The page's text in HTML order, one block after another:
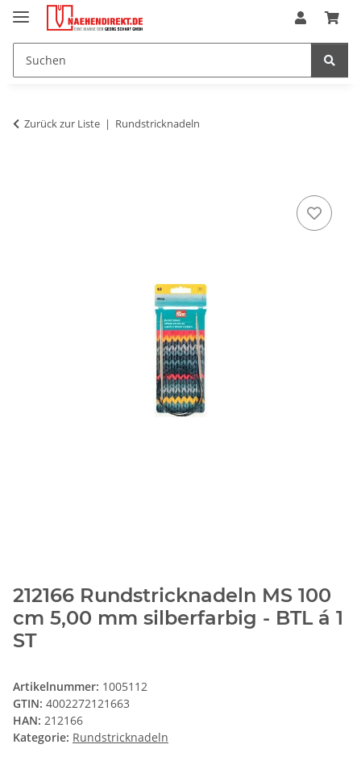
Zurück zur Liste Rundstricknadeln
212166 Rundstricknadeln MS 100
cm 5,00 mm silberfarbig - BTL á 1
ST
Artikelnummer: 1005112
GTIN: 4002272121663
HAN: 212166
Kategorie: Rundstricknadeln